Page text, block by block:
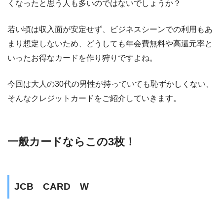
くなったと思う人も多いのではないでしょうか？
若い頃は収入面が安定せず、ビジネスシーンでの利用もあ
まり想定しないため、どうしても年会費無料や高還元率と
いったお得なカードを作り狩りですよね。
今回は大人の30代の男性が持っていても恥ずかしくない、
そんなクレジットカードをご紹介していきます。
一般カードならこの3枚！
JCB CARD W